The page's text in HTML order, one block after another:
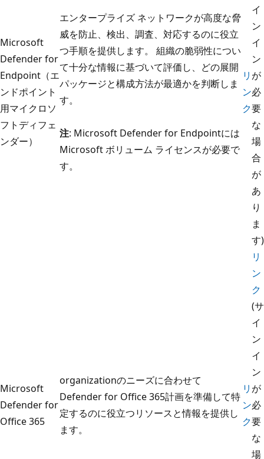
Microsoft
Defender for
Endpoint（エ
ンドポイント
用マイクロソ
フトディフェ
ンダー）
エンタープライズ ネットワークが高度な脅
威を防止、検出、調査、対応するのに役立
つ手順を提供します。 組織の脆弱性につい
て十分な情報に基づいて評価し、どの展開
パッケージと構成方法が最適かを判断しま
す。
注: Microsoft Defender for Endpointには
Microsoft ボリューム ライセンスが必要で
す。
リ
ン
ク
イ
ン
イ
ン
が
必
要
な
場
合
が
あ
り
ま
す)
Microsoft
Defender for
Office 365
organizationのニーズに合わせて
Defender for Office 365計画を準備して特
定するのに役立つリソースと情報を提供し
ます。
リ
ン
ク
リ
ン
ク
(サ
イ
ン
イ
ン
が
必
要
な
場